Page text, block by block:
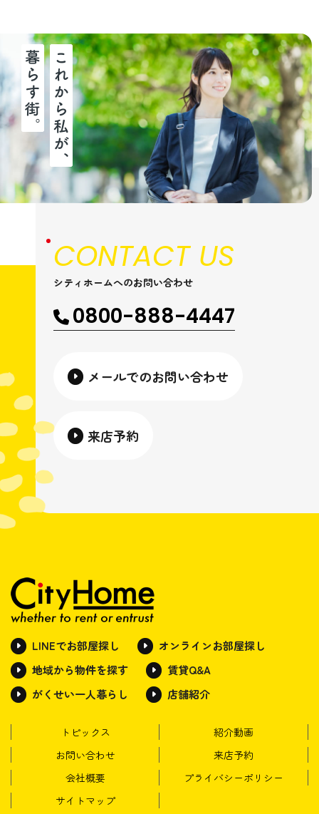
CONTACT US
シティホームへのお問い合わせ
0800-888-4447
メールでのお問い合わせ
来店予約
LINEでお部屋探し
オンラインお部屋探し
地域から物件を探す
賃貸Q&A
がくせい一人暮らし
店舗紹介
トピックス
紹介動画
お問い合わせ
来店予約
会社概要
プライバシーポリシー
サイトマップ